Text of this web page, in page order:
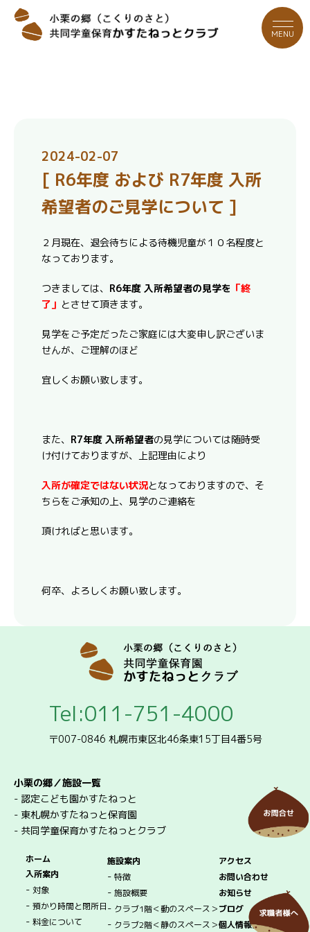
MENU
2024-02-07
[ R6年度 および R7年度 入所
希望者のご見学について ]
２月現在、退会待ちによる待機児童が１０名程度と
なっております。
つきましては、 R6年度 入所希望者の見学を 「終
了」 とさせて頂きます。
見学をご予定だったご家庭には大変申し訳ございま
せんが、ご理解のほど
宜しくお願い致します。
また、 R7年度 入所希望者の見学については随時受
け付けておりますが、上記理由により
入所が確定ではない状況となっておりますので、そ
ちらをご承知の上、見学のご連絡を
頂ければと思います。
何卒、よろしくお願い致します。
Tel:011-751-4000
〒007-0846 札幌市東区北46条東15丁目4番5号
小栗の郷／施設一覧
- 認定こども園かすたねっと
- 東札幌かすたねっと保育園
- 共同学童保育かすたねっとクラブ
ホーム
入所案内
- 対象
- 預かり時間と閉所日
- 料金について
施設案内
- 特徴
- 施設概要
- クラブ1階＜動のスペース＞
- クラブ2階＜静のスペース＞
アクセス
お問い合わせ
お知らせ
ブログ
個人情報保護方針